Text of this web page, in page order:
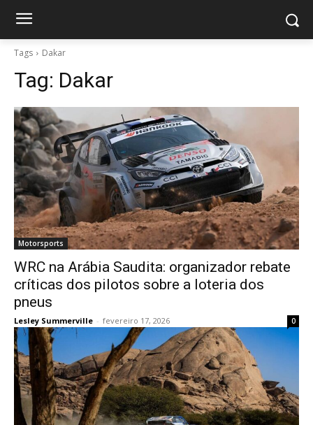
Tags Dakar
Tag: Dakar
Motorsports
WRC na Arábia Saudita: organizador rebate
críticas dos pilotos sobre a loteria dos
pneus
Lesley Summerville - fevereiro 17, 2026 0